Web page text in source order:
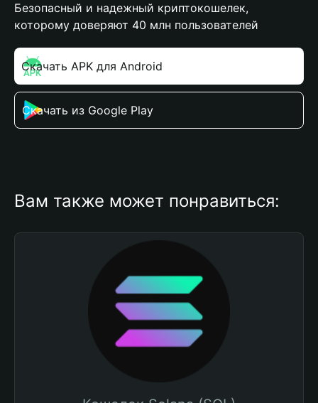
Безопасный и надежный криптокошелек,
которому доверяют 40 млн пользователей
Скачать APK для Android
Скачать из Google Play
Вам также может понравиться: